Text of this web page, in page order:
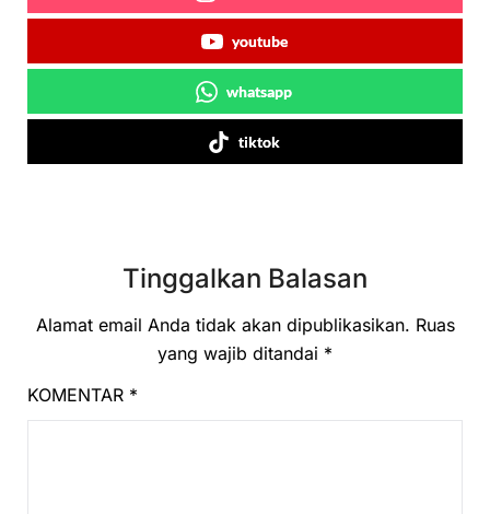
youtube
whatsapp
tiktok
Tinggalkan Balasan
Alamat email Anda tidak akan dipublikasikan. Ruas
yang wajib ditandai *
KOMENTAR *